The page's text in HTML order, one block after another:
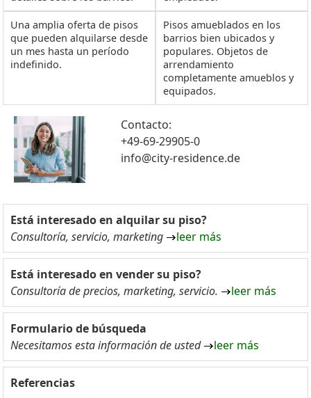
Una amplia oferta de pisos
que pueden alquilarse desde
un mes hasta un período
indefinido.
Pisos amueblados en los
barrios bien ubicados y
populares. Objetos de
arrendamiento
completamente amueblos y
equipados.
Contacto:
+49-69-29905-0
info@city-residence.de
Está interesado en alquilar su piso?
Consultoría, servicio, marketing
leer más
Está interesado en vender su piso?
Consultoría de precios, marketing, servicio.
leer más
Formulario de búsqueda
Necesitamos esta información de usted
leer más
Referencias